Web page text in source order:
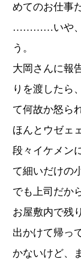
めてのお仕事
…………いや、
う。
大岡さんに報
りを渡したら
て何故か怒ら
ほんとウゼェ
段々イケメン
て細いだけの
でも上司だか
お屋敷内で残
出かけて帰っ
かないけど、